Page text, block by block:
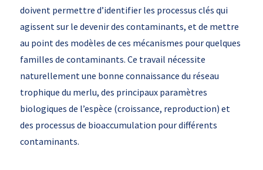
doivent permettre d’identifier les processus clés qui
agissent sur le devenir des contaminants, et de mettre
au point des modèles de ces mécanismes pour quelques
familles de contaminants. Ce travail nécessite
naturellement une bonne connaissance du réseau
trophique du merlu, des principaux paramètres
biologiques de l’espèce (croissance, reproduction) et
des processus de bioaccumulation pour différents
contaminants.